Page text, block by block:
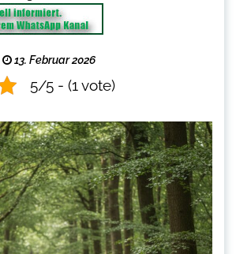
13. Februar 2026
5/5 - (1 vote)